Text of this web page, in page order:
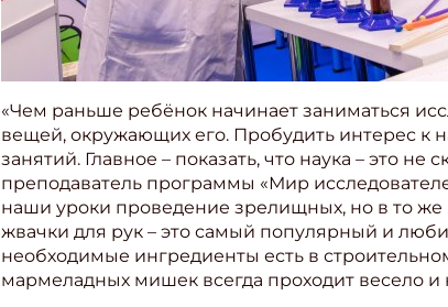
«Чем раньше ребёнок начинает заниматься
вещей, окружающих его. Пробудить интерес к
занятий. Главное – показать, что наука – это
преподаватель программы «Мир
наши уроки проведение зрелищных, но в то
жвачки для рук – это самый популярный и
необходимые ингредиенты есть в
мармеладных мишек всегда проходит весело